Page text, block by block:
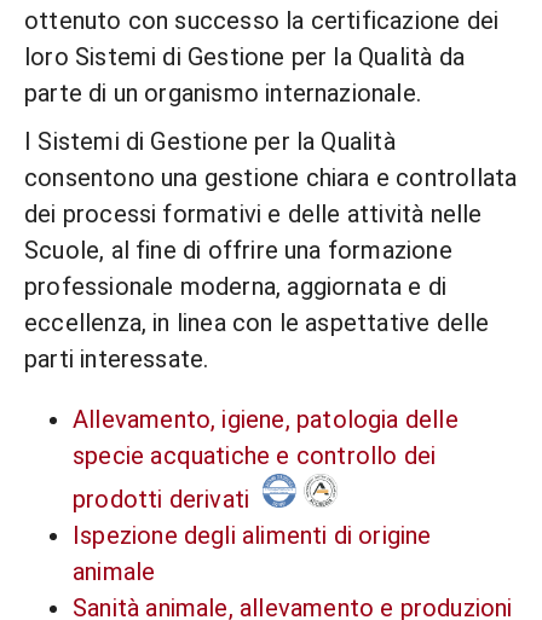
ottenuto con successo la certificazione dei
loro Sistemi di Gestione per la Qualità da
parte di un organismo internazionale.
I Sistemi di Gestione per la Qualità
consentono una gestione chiara e controllata
dei processi formativi e delle attività nelle
Scuole, al fine di offrire una formazione
professionale moderna, aggiornata e di
eccellenza, in linea con le aspettative delle
parti interessate.
Allevamento, igiene, patologia delle
specie acquatiche e controllo dei
prodotti derivati
Ispezione degli alimenti di origine
animale
Sanità animale, allevamento e produzioni